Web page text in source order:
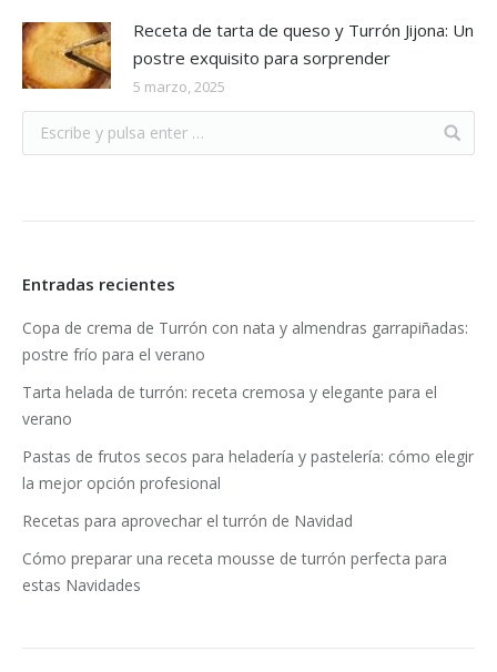
Receta de tarta de queso y Turrón Jijona: Un
postre exquisito para sorprender
5 marzo, 2025
Entradas recientes
Copa de crema de Turrón con nata y almendras garrapiñadas:
postre frío para el verano
Tarta helada de turrón: receta cremosa y elegante para el
verano
Pastas de frutos secos para heladería y pastelería: cómo elegir
la mejor opción profesional
Recetas para aprovechar el turrón de Navidad
Cómo preparar una receta mousse de turrón perfecta para
estas Navidades